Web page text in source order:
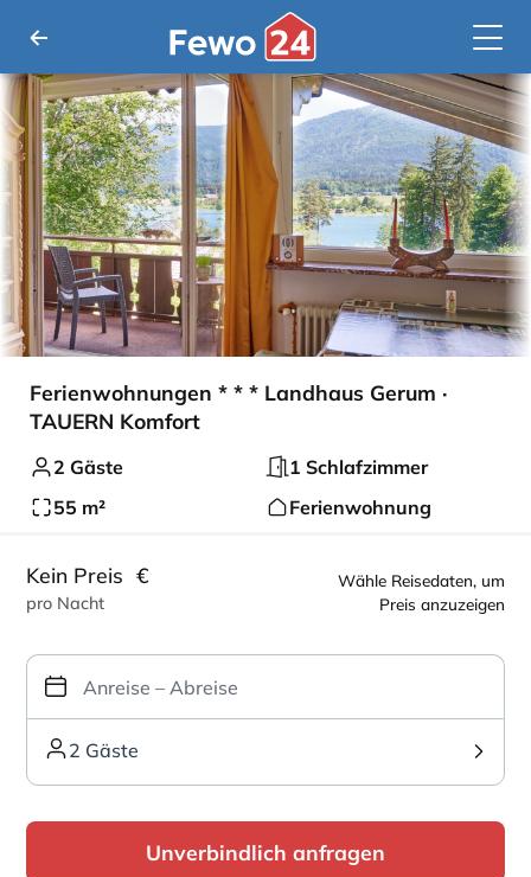
Ferienwohnungen * * * Landhaus Gerum ·
TAUERN Komfort
2 Gäste
1 Schlafzimmer
55 m²
Ferienwohnung
Wähle Reisedaten, um
Preis anzuzeigen
Kein Preis €
pro Nacht
2 Gäste
Unverbindlich anfragen